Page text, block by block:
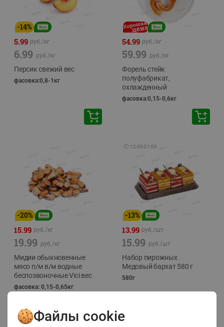
-14%
5.99 руб./кг
6.99 руб./кг
Персик свежий вес
фасовка:0,8-1кг
54.99 руб./кг
59.99 руб./кг
Форель стейк
полуфабрикат,
охлажденный
фасовка:0,15-0,6кг
-20%
15.99 руб./кг
19.99 руб./кг
Мидии обыкновенные
мясо п/м в/м водные
беспозвоночные Vici вес
фасовка: 0,15-0,65кг
🕘 12:00-21:00
-13%
13.99 руб./шт
15.99 руб./шт
Набор пирожных
Медовый бархат 580 г
580г
Файлы cookie